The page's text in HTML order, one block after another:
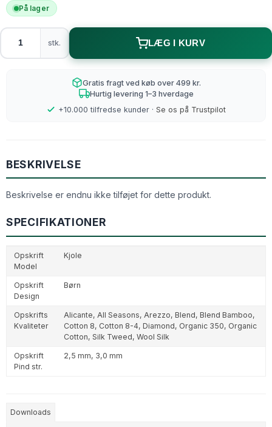
På lager
stk. LÆG I KURV
Gratis fragt ved køb over 499 kr.
Hurtig levering 1–3 hverdage
+10.000 tilfredse kunder · Se os på Trustpilot
BESKRIVELSE
Beskrivelse er endnu ikke tilføjet for dette produkt.
SPECIFIKATIONER
Opskrift
Model
Kjole
Opskrift
Design
Børn
Opskrifts
Kvaliteter
Alicante, All Seasons, Arezzo,Blend,Blend Bamboo,
Cotton 8, Cotton 8-4,Diamond, Organic 350, Organic
Cotton,Silk Tweed,Wool Silk
Opskrift
Pind str.
2,5 mm, 3,0 mm
Downloads